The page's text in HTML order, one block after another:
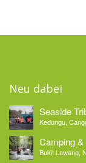
Neu dabei
Seaside
Kedungu,
Camping &
Bukit Lawang,